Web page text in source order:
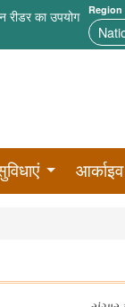
रीडर का उपयोग Region
आर्काइव